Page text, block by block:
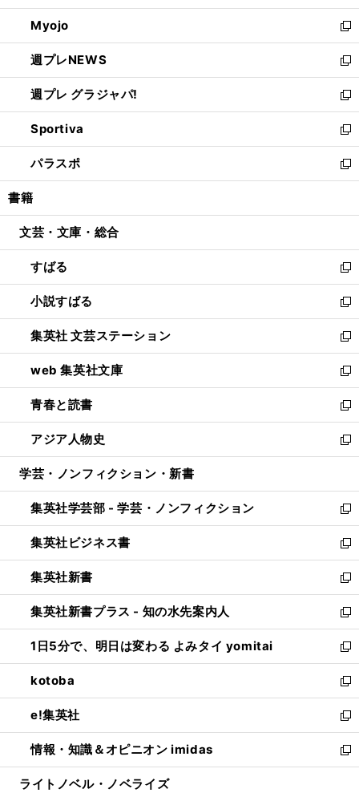
開
く
ウ
で
開
く
ン
ド
ウ
で
開
く
ウ
ィ
ン
ド
ウ
で
開
く
Myojo
新
し
い
ウ
ィ
ン
ド
ウ
で
開
週プレNEWS
新
し
い
ウ
ィ
ン
ド
ウ
開
週プレ グラジャパ!
新
し
い
ウ
ィ
ン
ウ
開
く
Sportiva
新
し
い
ウ
ン
ウ
で
開
く
パラスポ
新
し
ウ
ン
ド
ウ
で
開
く
書籍
文芸・文庫・総合
すばる
新
し
い
ウ
ィ
ン
ド
ウ
で
開
く
小説すばる
新
し
い
ウ
ィ
ン
ド
ウ
で
開
集英社 文芸ステーション
新
し
い
ウ
ィ
ン
ド
ウ
開
く
web 集英社文庫
新
し
い
ウ
ィ
ン
ウ
で
開
く
青春と読書
新
し
い
ウ
ン
ド
ウ
で
開
く
アジア人物史
新
し
ウ
ィ
ン
ド
ウ
で
開
く
学芸・ノンフィクション・新書
集英社学芸部 - 学芸・ノンフィクション
新
し
い
ウ
ィ
ン
ド
ウ
で
開
く
集英社ビジネス書
新
し
い
ウ
ィ
ン
ド
ウ
で
開
く
集英社新書
新
し
い
ウ
ィ
ン
ド
ウ
で
開
く
集英社新書プラス - 知の水先案内人
新
し
い
ウ
ィ
ン
ド
ウ
で
開
1日5分で、明日は変わる よみタイ yomitai
新
し
い
ウ
ィ
ン
ド
ウ
kotoba
新
し
い
ウ
ィ
ン
e!集英社
新
し
い
ウ
情報・知識＆オピニオン imidas
新
し
ライトノベル・ノベライズ